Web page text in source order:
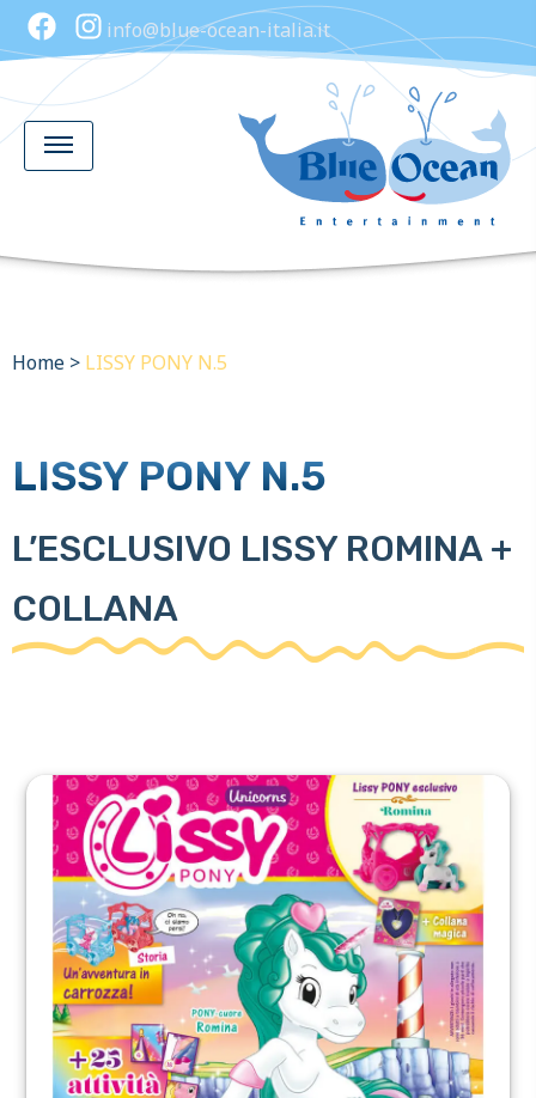
info@blue-ocean-italia.it
Home > LISSY PONY N.5
LISSY PONY N.5
L’ESCLUSIVO LISSY ROMINA +
COLLANA